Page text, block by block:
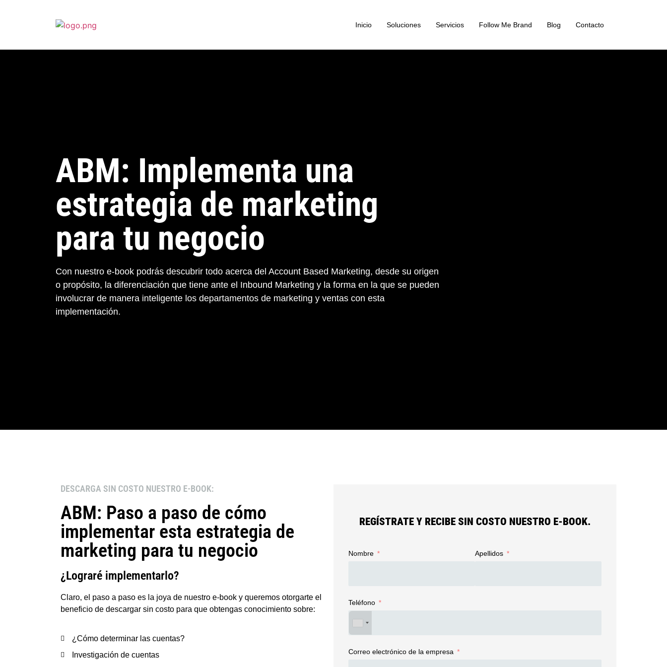
Inicio Soluciones Servicios Follow Me Brand Blog Contacto
ABM: Implementa una
estrategia de marketing
para tu negocio
Con nuestro e-book podrás descubrir todo acerca del Account Based Marketing, desde su origen
o propósito, la diferenciación que tiene ante el Inbound Marketing y la forma en la que se pueden
involucrar de manera inteligente los departamentos de marketing y ventas con esta
implementación.
DESCARGA SIN COSTO NUESTRO E-BOOK:
ABM: Paso a paso de cómo
implementar esta estrategia de
marketing para tu negocio
¿Lograré implementarlo?
Claro, el paso a paso es la joya de nuestro e-book y queremos otorgarte el
beneficio de descargar sin costo para que obtengas conocimiento sobre:
¿Cómo determinar las cuentas?
Investigación de cuentas
REGÍSTRATE Y RECIBE SIN COSTO NUESTRO E-BOOK.
Nombre Apellidos
Teléfono
Correo electrónico de la empresa